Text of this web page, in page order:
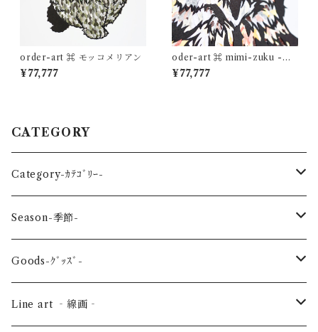
order-art ⌘ モッコメリアン
¥77,777
oder-art ⌘ mimi-zuku -木
兎-
¥77,777
CATEGORY
Category-ｶﾃｺﾞﾘｰ-
reptile-爬虫類-
Sea-海の生き物-
Bird-鳥-
Season-季節-
Spring-春-
Summer-夏-
Goods-ｸﾞｯｽﾞ-
Key ring -ｷｰﾎﾙﾀﾞｰ
Line art ‐線画‐